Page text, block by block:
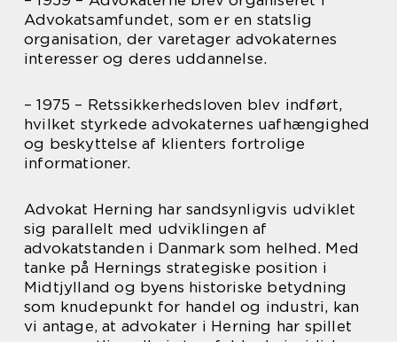
Advokatsamfundet, som er en statslig
organisation, der varetager advokaternes
interesser og deres uddannelse.
– 1975 – Retssikkerhedsloven blev indført,
hvilket styrkede advokaternes uafhængighed
og beskyttelse af klienters fortrolige
informationer.
Advokat Herning har sandsynligvis udviklet
sig parallelt med udviklingen af
advokatstanden i Danmark som helhed. Med
tanke på Hernings strategiske position i
Midtjylland og byens historiske betydning
som knudepunkt for handel og industri, kan
vi antage, at advokater i Herning har spillet